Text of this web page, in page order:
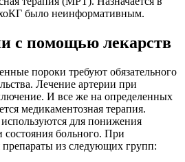
было неинформативным.
с помощью лекарств
пороки требуют обязательного
Лечение артерии при
И все же на определенных
медикаментозная терапия.
для понижения
состояния больного. При
препараты из следующих групп: